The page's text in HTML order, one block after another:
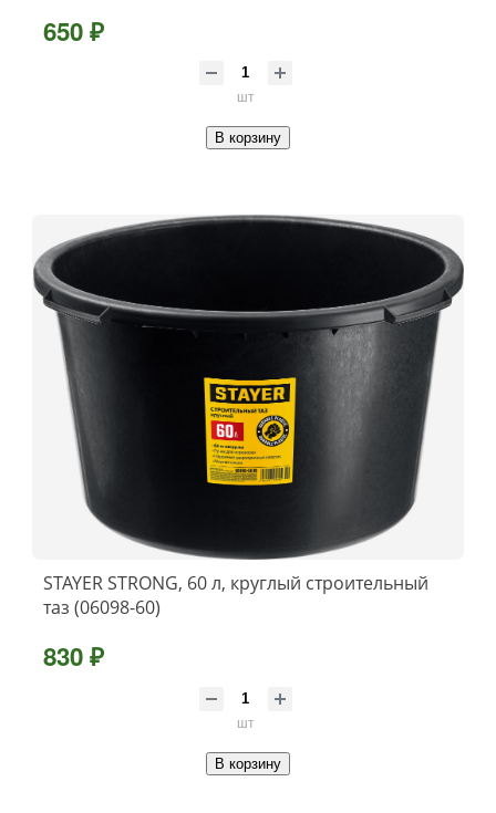
650 ₽
шт
В корзину
STAYER STRONG, 60 л, круглый строительный
таз (06098-60)
830 ₽
шт
В корзину